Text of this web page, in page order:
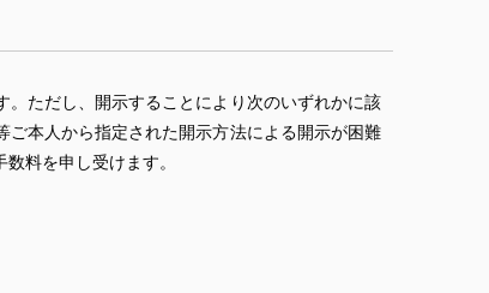
ただし、開示することにより次のいずれかに該
本人から指定された開示方法による開示が困難
料を申し受けます。